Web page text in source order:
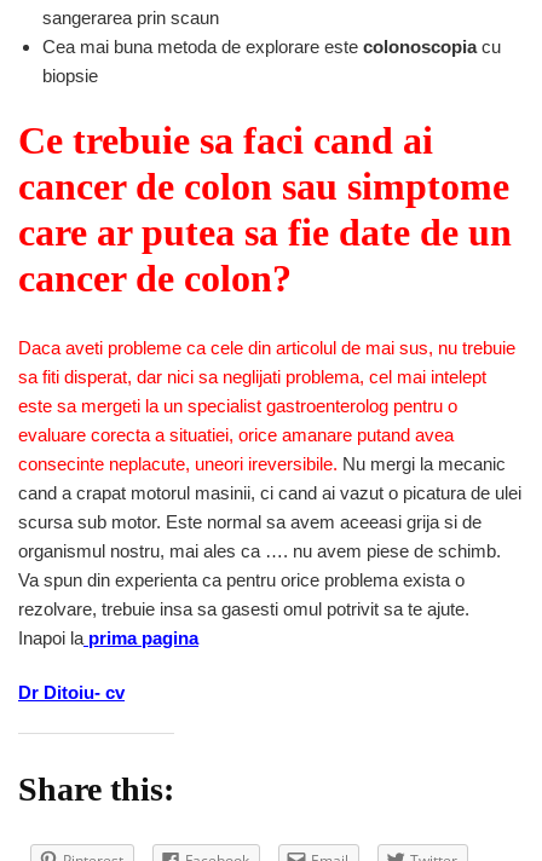
sangerarea prin scaun
Cea mai buna metoda de explorare este colonoscopiacu
biopsie
Ce trebuie sa faci cand ai
cancer de colon sau simptome
care ar putea sa fie date de un
cancer de colon?
Daca aveti probleme ca cele din articolul de mai sus, nu trebuie
sa fiti disperat, dar nici sa neglijati problema, cel mai intelept
este sa mergeti la un specialist gastroenterolog pentru o
evaluare corecta a situatiei, orice amanare putand avea
consecinte neplacute, uneori ireversibile. Nu mergi la mecanic
cand a crapat motorul masinii, ci cand ai vazut o picatura de ulei
scursa sub motor. Este normal sa avem aceeasi grija si de
organismul nostru, mai ales ca …. nu avem piese de schimb.
Va spun din experienta ca pentru orice problema exista o
rezolvare, trebuie insa sa gasesti omul potrivit sa te ajute.
Inapoi la prima pagina
Dr Ditoiu- cv
Share this: